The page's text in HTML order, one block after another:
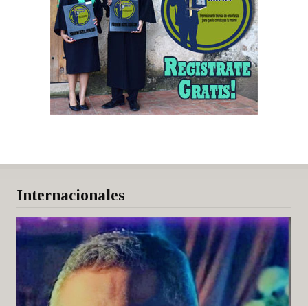
Internacionales